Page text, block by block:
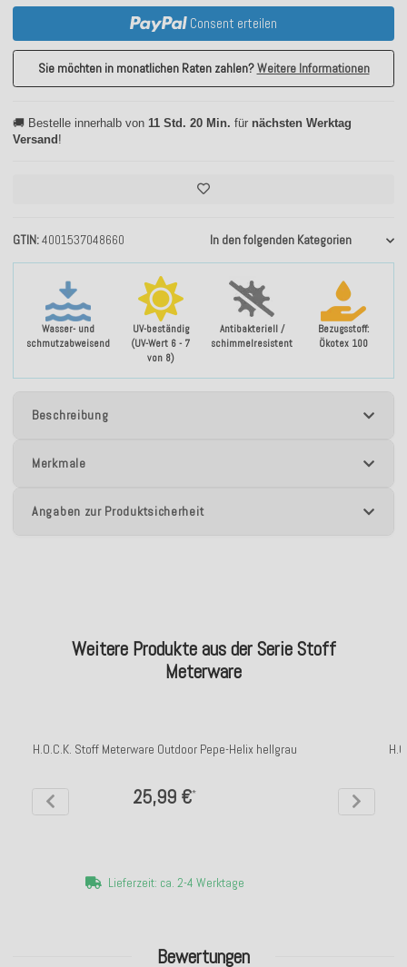
Wasser- und
schmutzabweisend
UV-beständig
(UV-Wert 6 - 7
von 8)
Antibakteriell /
schimmelresistent
Bezugsstoff:
Ökotex 100
GTIN 4001537048660 In den folgenden Kategorien
Consent erteilen
Sie möchten in monatlichen Raten zahlen?Weitere Informationen
🚚 Bestelle innerhalb von 11 Std. 20 Min. für nächsten Werktag
Versand!
Beschreibung
Merkmale
Angaben zur Produktsicherheit
Bewertungen
Weitere Produkte aus der Serie Stoff
Meterware
H.O.C.K. Stoff Meterware Outdoor Pepe-Helix hellgrau
25,99 €*
Lieferzeit: ca. 2-4 Werktage